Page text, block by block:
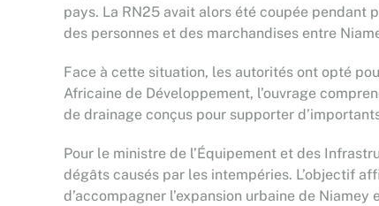
pays. La RN25 avait alors été coupée pendant
des personnes et des marchandises entre
Face à cette situation, les autorités ont opté
Africaine de Développement, l’ouvrage
de drainage conçus pour supporter
Pour le ministre de l’Équipement et des
dégâts causés par les intempéries. L’objectif
d’accompagner l’expansion urbaine de